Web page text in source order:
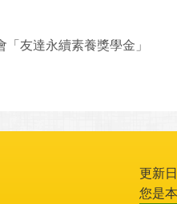
友達永續素養獎學金」
更新
您是